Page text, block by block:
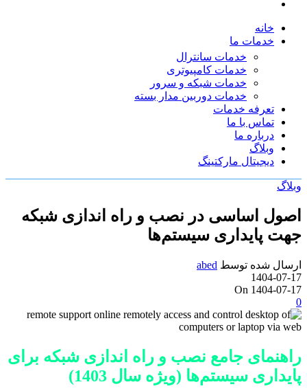
خانه
خدمات ما
خدمات سانترال
خدمات کامپیوتری
خدمات شبکه و سرور
خدمات دوربین مدار بسته
تعرفه خدمات
تماس با ما
درباره ما
وبلاگ
دیجیتال مارکتینگ
وبلاگ
اصول اساسی در نصب و راه اندازی شبکه
جهت پایداری سیستم‌ها
ارسال شده توسط abed
1404-07-17
On 1404-07-17
0
راهنمای جامع نصب و راه اندازی شبکه برای
پایداری سیستم‌ها (ویژه سال 1403)